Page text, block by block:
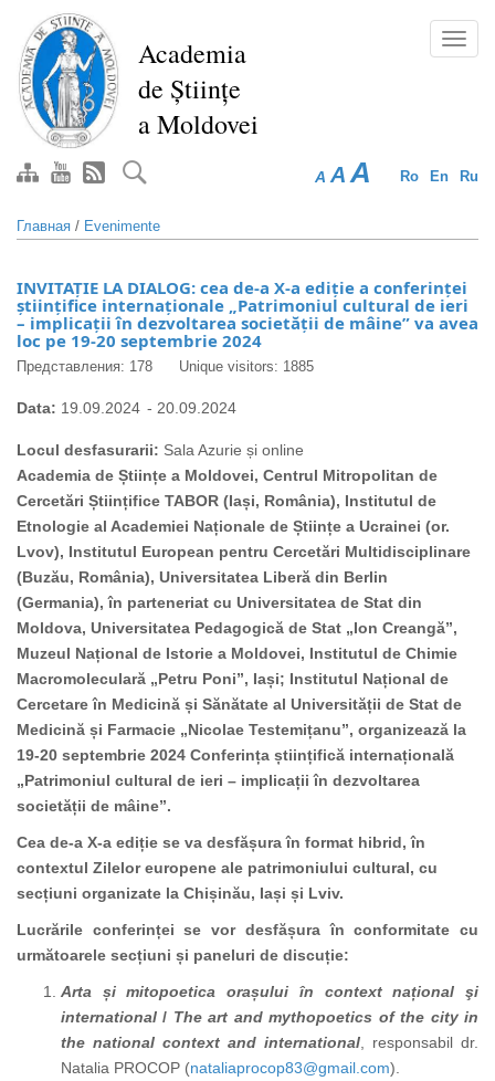
Перейти
основному
содержанию
Academia
de Științe
a Moldovei
Ro En Ru
A A A
Главная / Evenimente
INVITAȚIE LA DIALOG: cea de-a X-a ediție a conferinței
științifice internaționale „Patrimoniul cultural de ieri
– implicații în dezvoltarea societății de mâine” va avea
loc pe 19-20 septembrie 2024
Представления: 178 Unique visitors: 1885
Data: 19.09.2024 - 20.09.2024
Locul desfasurarii: Sala Azurie și online
Academia de Științe a Moldovei, Centrul Mitropolitan de
Cercetări Științifice TABOR (Iași, România), Institutul de
Etnologie al Academiei Naționale de Științe a Ucrainei (or.
Lvov), Institutul European pentru Cercetări Multidisciplinare
(Buzău, România), Universitatea Liberă din Berlin
(Germania), în parteneriat cu Universitatea de Stat din
Moldova, Universitatea Pedagogică de Stat „Ion Creangă”,
Muzeul Național de Istorie a Moldovei, Institutul de Chimie
Macromoleculară „Petru Poni”, Iași; Institutul Național de
Cercetare în Medicină și Sănătate al Universității de Stat de
Medicină și Farmacie „Nicolae Testemițanu”, organizează la
19-20 septembrie 2024 Conferința științifică internațională
„Patrimoniul cultural de ieri – implicații în dezvoltarea
societății de mâine”.
Cea de-a X-a ediție se va desfășura în format hibrid, în
contextul Zilelor europene ale patrimoniului cultural, cu
secțiuni organizate la Chișinău, Iași și Lviv.
Lucrările conferinței se vor desfășura în conformitate cu
următoarele secțiuni și paneluri de discuție:
Arta și mitopoetica orașului în context național şi
international / The art and mythopoetics of the city in
the national context and international
responsabil dr.
Natalia PROCOP (nataliaprocop83@gmail.com).